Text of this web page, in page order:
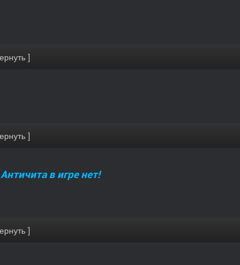
Античита в игре нет!